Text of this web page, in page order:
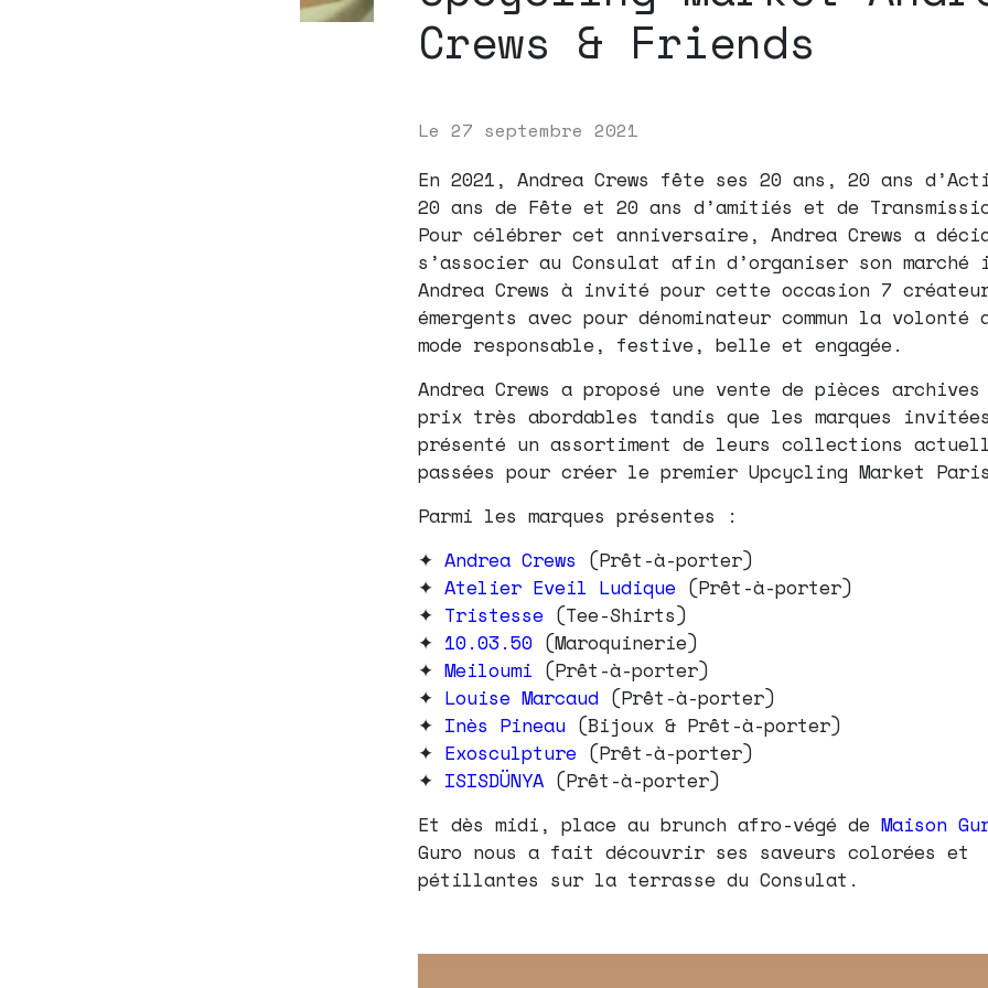
Crews & Friends
Le 27 septembre 2021
En 2021, Andrea Crews fête ses 20 ans, 20 ans
20 ans de Fête et 20 ans d’amitiés et de
Pour célébrer cet anniversaire, Andrea Crews a
s’associer au Consulat afin d’organiser son
Andrea Crews à invité pour cette occasion 7
émergents avec pour dénominateur commun la volonté
mode responsable, festive, belle et engagée.
Andrea Crews a proposé une vente de pièces
prix très abordables tandis que les marques
présenté un assortiment de leurs collections
passées pour créer le premier Upcycling Market
Parmi les marques présentes :
✦ Andrea Crews (Prêt-à-porter)
✦ Atelier Eveil Ludique (Prêt-à-porter)
✦ Tristesse (Tee-Shirts)
✦ 10.03.50 (Maroquinerie)
✦ Meiloumi (Prêt-à-porter)
✦ Louise Marcaud (Prêt-à-porter)
✦ Inès Pineau (Bijoux & Prêt-à-porter)
✦ Exosculpture (Prêt-à-porter)
✦ ISISDÜNYA (Prêt-à-porter)
Et dès midi, place au brunch afro-végé de Maison
Guro nous a fait découvrir ses saveurs colorées et
pétillantes sur la terrasse du Consulat.